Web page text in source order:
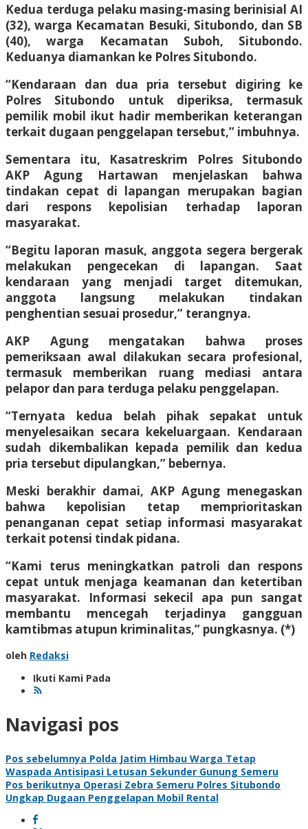
Kedua terduga pelaku masing-masing berinisial AI
(32), warga Kecamatan Besuki, Situbondo, dan SB
(40), warga Kecamatan Suboh, Situbondo.
Keduanya diamankan ke Polres Situbondo.
“Kendaraan dan dua pria tersebut digiring ke
Polres Situbondo untuk diperiksa, termasuk
pemilik mobil ikut hadir memberikan keterangan
terkait dugaan penggelapan tersebut,” imbuhnya.
Sementara itu, Kasatreskrim Polres Situbondo
AKP Agung Hartawan menjelaskan bahwa
tindakan cepat di lapangan merupakan bagian
dari respons kepolisian terhadap laporan
masyarakat.
“Begitu laporan masuk, anggota segera bergerak
melakukan pengecekan di lapangan. Saat
kendaraan yang menjadi target ditemukan,
anggota langsung melakukan tindakan
penghentian sesuai prosedur,” terangnya.
AKP Agung mengatakan bahwa proses
pemeriksaan awal dilakukan secara profesional,
termasuk memberikan ruang mediasi antara
pelapor dan para terduga pelaku penggelapan.
“Ternyata kedua belah pihak sepakat untuk
menyelesaikan secara kekeluargaan. Kendaraan
sudah dikembalikan kepada pemilik dan kedua
pria tersebut dipulangkan,” bebernya.
Meski berakhir damai, AKP Agung menegaskan
bahwa kepolisian tetap memprioritaskan
penanganan cepat setiap informasi masyarakat
terkait potensi tindak pidana.
“Kami terus meningkatkan patroli dan respons
cepat untuk menjaga keamanan dan ketertiban
masyarakat. Informasi sekecil apa pun sangat
membantu mencegah terjadinya gangguan
kamtibmas atupun kriminalitas,” pungkasnya. (*)
oleh Redaksi
Ikuti Kami Pada
Navigasi pos
Pos sebelumnya Polda Jatim Himbau Warga Tetap
Waspada Antisipasi Letusan Sekunder Gunung Semeru
Pos berikutnya Operasi Zebra Semeru Polres Situbondo
Ungkap Dugaan Penggelapan Mobil Rental